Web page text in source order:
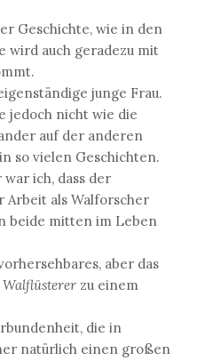
Geschichte, wie in den
wird auch geradezu mit
junge Frau.
jedoch nicht wie die
auf der anderen
so vielen Geschichten.
ich, dass der
Arbeit als Walforscher
beide mitten im Leben
aber das
Walflüsterer zu einem
die in
natürlich einen großen